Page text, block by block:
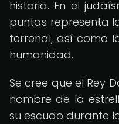
historia. En el
puntas representa
terrenal, así como
humanidad.
Se cree que el Rey
nombre de la
su escudo durante